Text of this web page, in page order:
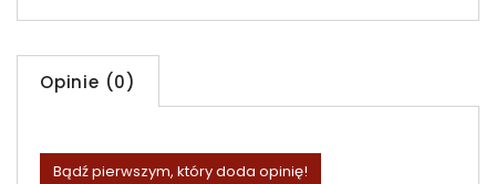
Opinie (0)
Bądź pierwszym, który doda opinię!